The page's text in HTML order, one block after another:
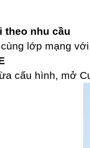
theo nhu cầu
lớp mạng
cấu hình, mở